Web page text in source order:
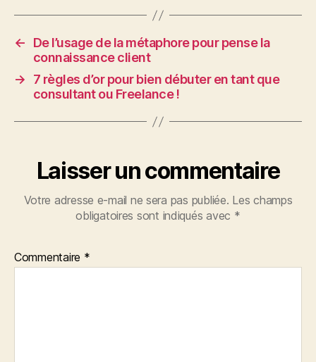
←
De l’usage de la métaphore pour pense la
connaissance client
→
7 règles d’or pour bien débuter en tant que
consultant ou Freelance !
Laisser un commentaire
Votre adresse e-mail ne sera pas publiée. Les champs
obligatoires sont indiqués avec *
Commentaire *